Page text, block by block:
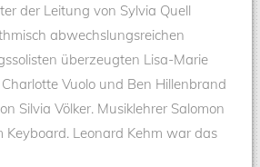
der Leitung von Sylvia Quell
abwechslungsreichen
überzeugten Lisa-Marie
Vuolo und Ben Hillenbrand
Silvia Völker. Musiklehrer Salomon
Keyboard. Leonard Kehm war das